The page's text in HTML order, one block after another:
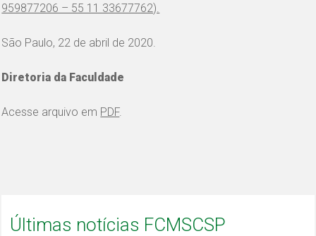
959877206 – 55 11 33677762).
São Paulo, 22 de abril de 2020.
Diretoria da Faculdade
Acesse arquivo em PDF.
Últimas notícias FCMSCSP